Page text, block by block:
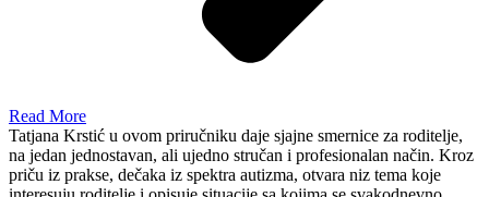
Read More
Tatjana Krstić u ovom priručniku daje sjajne smernice za roditelje,
na jedan jednostavan, ali ujedno stručan i profesionalan način. Kroz
priču iz prakse, dečaka iz spektra autizma, otvara niz tema koje